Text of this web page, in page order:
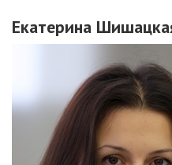
Екатерина